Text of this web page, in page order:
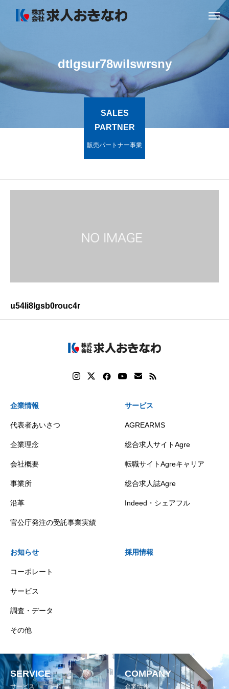
dtlgsur78wilswrsny
SALES
PARTNER
販売パートナー事業
u54li8lgsb0rouc4r
企業情報
代表者あいさつ
企業理念
会社概要
事業所
沿革
官公庁発注の受託事業実績
サービス
AGREARMS
総合求人サイトAgre
転職サイトAgreキャリア
総合求人誌Agre
Indeed・シェアフル
お知らせ
コーポレート
サービス
調査・データ
その他
採用情報
SERVICE
サービス
COMPANY
企業情報